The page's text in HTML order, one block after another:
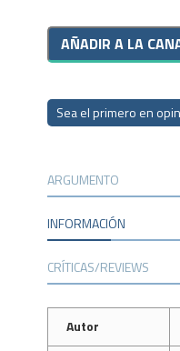
Sea el primero en
ARGUMENTO
INFORMACIÓN
CRÍTICAS/REVIEWS
Autor